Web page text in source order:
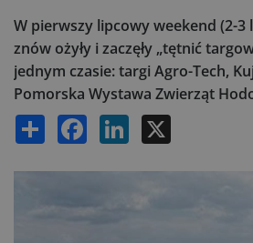
W pierwszy lipcowy weekend (2-
znów ożyły i zaczęły „tętnić
jednym czasie: targi Agro-Tech,
Pomorska Wystawa Zwierząt
Share Facebook LinkedIn